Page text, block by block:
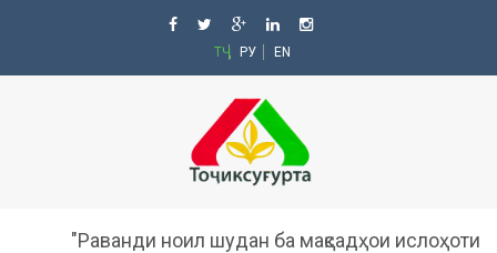
ТҶ РУ EN
"Раванди ноил шудан ба мақсадҳои ислоҳоти